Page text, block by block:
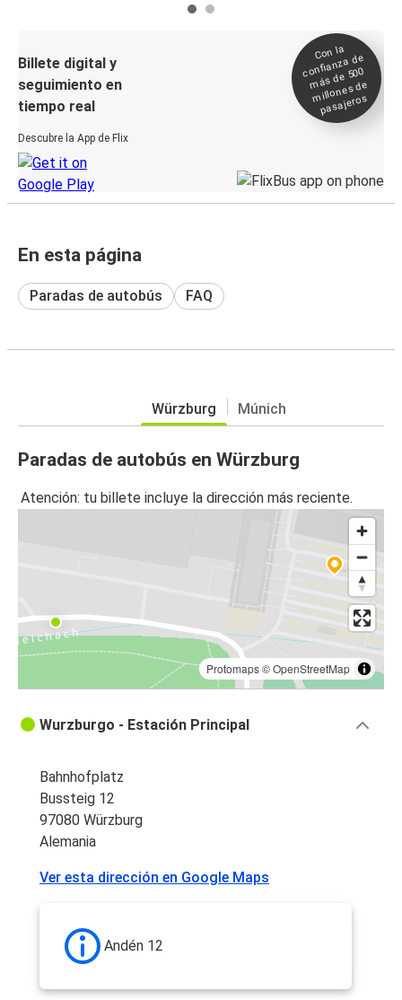
Billete digital y
seguimiento en
tiempo real
Descubre la App de Flix
Con la
confianza de
más de 500
millones de
pasajeros
En esta página
Paradas de autobús FAQ
Würzburg Múnich
Paradas de autobús en Würzburg
Atención: tu billete incluye la dirección más reciente.
Protomaps©OpenStreetMap
Wurzburgo - Estación Principal
Bahnhofplatz
Bussteig 12
97080 Würzburg
Alemania
Ver esta dirección en Google Maps
Andén 12